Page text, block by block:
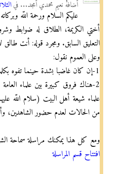
أضافه نعيم محمدي أمجد... فيالثلاثاء, 06/
عليكم السلام ورحمة اللّه وبركاته
أختي الكريمة، الطلاق له ضوابط
التعليق السابق. ومجرد قوله: أنت
وعلى العموم نقول:
1-إن كان غاضبا بشدة حينما تفوه بكلمات الطلاق (وهو الذي يبدو من الطلقات الثلاثة)، فهذا الطلاق باطل، وأنت لازلت زوجته.
2-هناك فروق كبيرة بين علماء
علماء شيعة أهل البيت (سلام اللّه
من الحالات لعدم حضور الشاهدين،
ومع كل هذا يمكنك مراسلة سماحة
افتتاح قسم المراسلة